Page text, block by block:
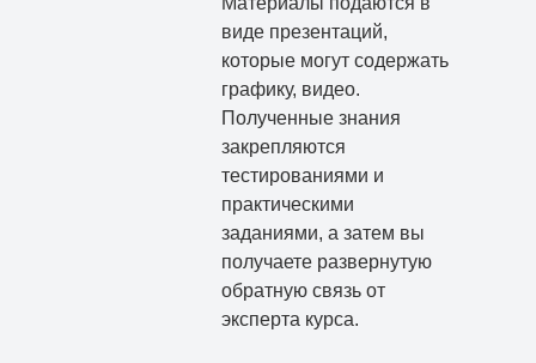
виде презентаций,
которые могут содержать
графику, видео.
Полученные знания
закрепляются
тестированиями и
практическими
заданиями, а затем вы
получаете развернутую
обратную связь от
эксперта курса.